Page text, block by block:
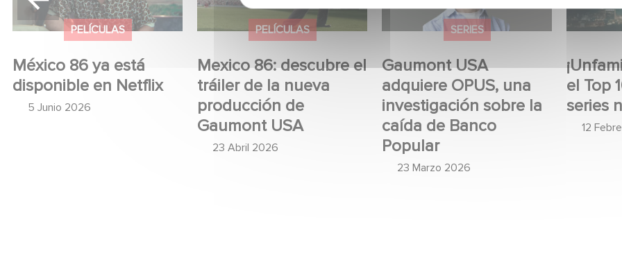
PELÍCULAS
Mexico 86: descubre el
tráiler de la nueva
producción de
USA
SERIES
Gaumont USA
adquiere OPUS, una
investigación sobre la
caída de Banco
Popular
Popular
SERIES
¡Unfamiliar es N.º 1 en
el Top 10 de Netflix de
series no anglófonas!
12 Febrero 2026